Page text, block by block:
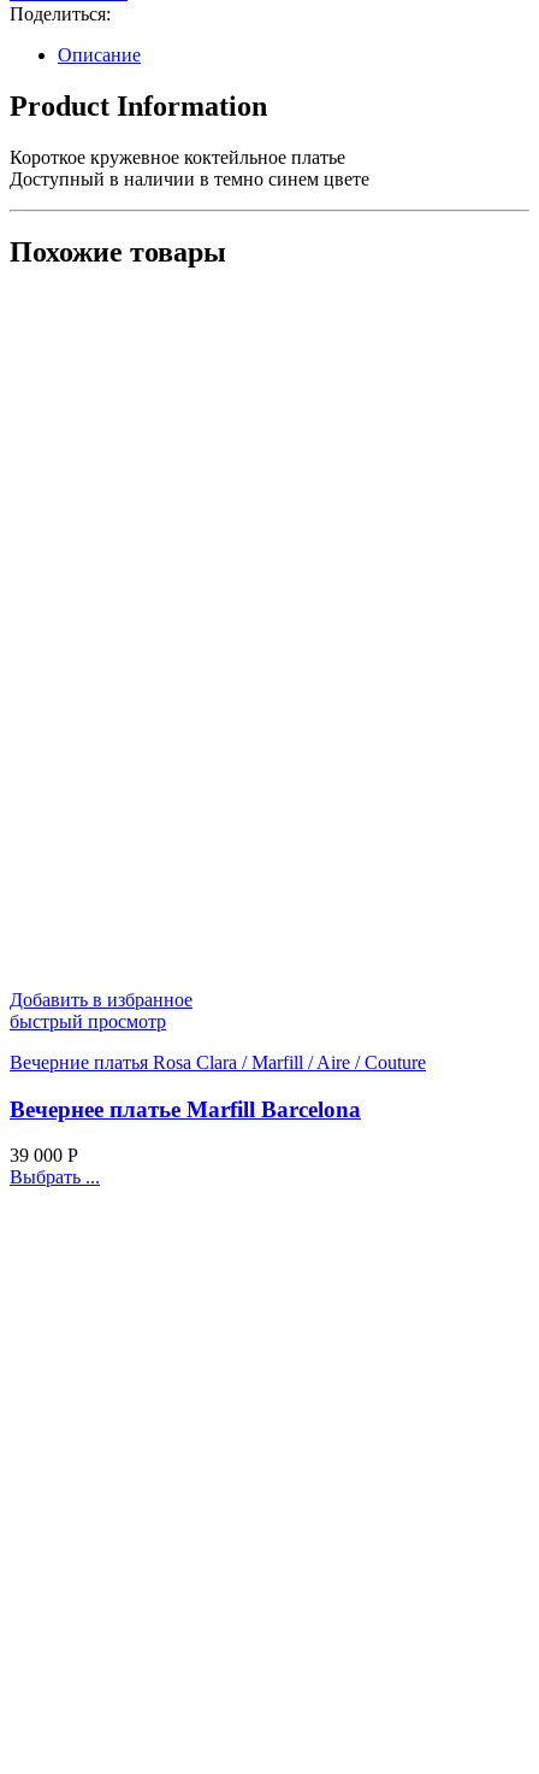
Поделиться:
Описание
Product Information
Короткое кружевное коктейльное платье
Доступный в наличии в темно синем цвете
Похожие товары
Добавить в избранное
быстрый просмотр
Вечерние платья Rosa Clara / Marfill / Aire / Couture
Вечернее платье Marfill Barcelona
39 000 Р
Выбрать ...